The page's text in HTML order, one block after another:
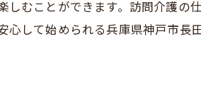
しむことができます。訪問介護の
心して始められる兵庫県神戸市長